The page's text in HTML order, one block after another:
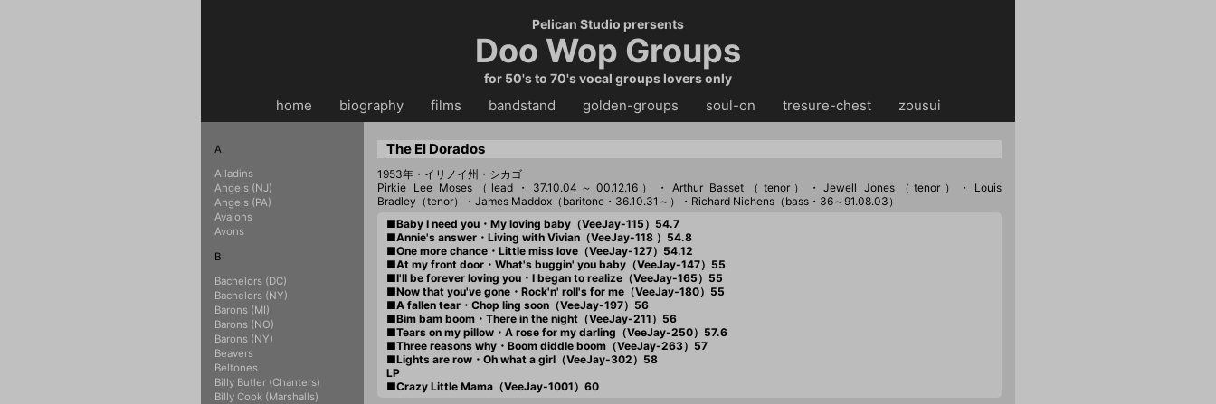
Pelican Studio prersents
Doo Wop Groups
for 50's to 70's vocal groups lovers only
home biography・・ films bandstand golden-groups soul-on tresure-chest・・ zousui
The El Dorados
1953年・イリノイ州・シカゴ
Pirkie Lee Moses（lead・37.10.04～00.12.16）・Arthur Basset（tenor）・Jewell Jones（tenor）・Louis
Bradley（tenor）・James Maddox（baritone・36.10.31～）・Richard Nichens（bass・36～91.08.03）
■Baby I need you・My loving baby（VeeJay-115）54.7
■Annie's answer・Living with Vivian（VeeJay-118 ）54.8
■One more chance・Little miss love（VeeJay-127）54.12
■At my front door・What's buggin' you baby（VeeJay-147）55
■I'll be forever loving you・I began to realize（VeeJay-165）55
■Now that you've gone・Rock'n' roll's for me（VeeJay-180）55
■A fallen tear・Chop ling soon（VeeJay-197）56
■Bim bam boom・There in the night（VeeJay-211）56
■Tears on my pillow・A rose for my darling（VeeJay-250）57.6
■Three reasons why・Boom diddle boom（VeeJay-263）57
■Lights are row・Oh what a girl（VeeJay-302）58
LP
■Crazy Little Mama（VeeJay-1001）60
A
Alladins
Angels (NJ)
Angels (PA)
Avalons
Avons
B
Bachelors (DC)
Bachelors (NY)
Barons (MI)
Barons (NO)
Barons (NY)
Beavers
Beltones
Billy Butler (Chanters)
Billy Cook (Marshalls)